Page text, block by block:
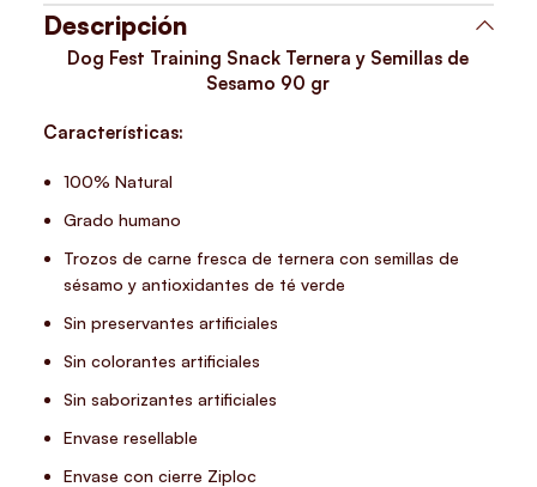
Descripción
Dog Fest Training Snack Ternera y Semillas de
Sesamo 90 gr
Características:
100% Natural
Grado humano
Trozos de carne fresca de ternera con semillas de
sésamo y antioxidantes de té verde
Sin preservantes artificiales
Sin colorantes artificiales
Sin saborizantes artificiales
Envase resellable
Envase con cierre Ziploc